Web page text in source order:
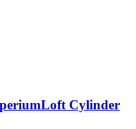
Cylinder